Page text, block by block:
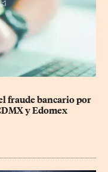
fraude bancario por
y Edomex